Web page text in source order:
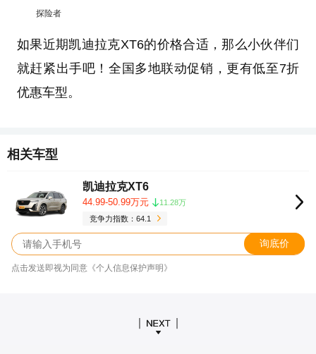
探险者
如果近期凯迪拉克XT6的价格合适，那么小伙伴们
就赶紧出手吧！全国多地联动促销，更有低至7折
优惠车型。
相关车型
凯迪拉克XT6
44.99-50.99万元
11.28万
竞争力指数：64.1
询底价
点击发送即视为同意《个人信息保护声明》